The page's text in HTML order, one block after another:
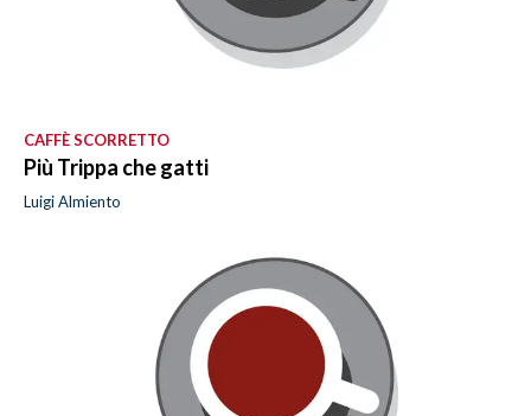
CAFFÈ SCORRETTO
Più Trippa che gatti
Luigi Almiento